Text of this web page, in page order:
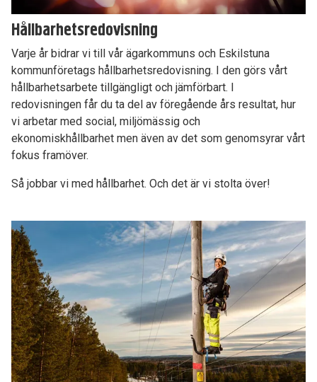
Hållbarhetsredovisning
Varje år bidrar vi till vår ägarkommuns och Eskilstuna
kommunföretags hållbarhetsredovisning. I den görs vårt
hållbarhetsarbete tillgängligt och jämförbart. I
redovisningen får du ta del av föregående års resultat, hur
vi arbetar med social, miljömässig och
ekonomiskhållbarhet men även av det som genomsyrar vårt
fokus framöver.
Så jobbar vi med hållbarhet. Och det är vi stolta över!